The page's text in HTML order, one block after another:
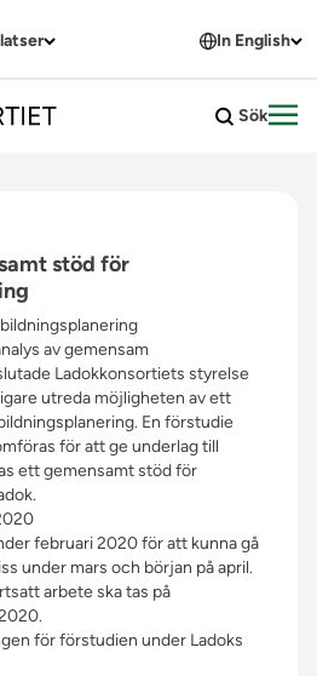
In English
Sök
stöd för
av gemensam
Ladokkonsortiets styrelse
utreda möjligheten av ett
En förstudie
för att ge underlag till
ett gemensamt stöd för
februari 2020 för att kunna gå
under mars och början på april.
arbete ska tas på
för förstudien under Ladoks